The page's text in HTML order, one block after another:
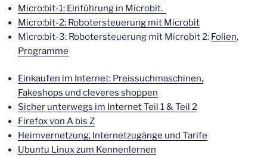
Micro:bit-1: Einführung in Microbit.
Micro:bit-2: Robotersteuerung mit Microbit
Micro:bit-3: Robotersteuerung mit Microbit 2: Folien,
Programme
Einkaufen im Internet: Preissuchmaschinen,
Fakeshops und cleveres shoppen
Sicher unterwegs im Internet Teil 1 & Teil 2
Firefox von A bis Z
Heimvernetzung, Internetzugänge und Tarife
Ubuntu Linux zum Kennenlernen